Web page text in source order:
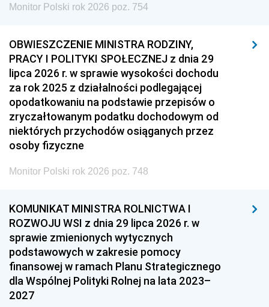
Monitor Polski rok 2026 poz. 754
OBWIESZCZENIE MINISTRA RODZINY,
PRACY I POLITYKI SPOŁECZNEJ z dnia 29
lipca 2026 r. w sprawie wysokości dochodu
za rok 2025 z działalności podlegającej
opodatkowaniu na podstawie przepisów o
zryczałtowanym podatku dochodowym od
niektórych przychodów osiąganych przez
osoby fizyczne
Monitor Polski rok 2026 poz. 748
KOMUNIKAT MINISTRA ROLNICTWA I
ROZWOJU WSI z dnia 29 lipca 2026 r. w
sprawie zmienionych wytycznych
podstawowych w zakresie pomocy
finansowej w ramach Planu Strategicznego
dla Wspólnej Polityki Rolnej na lata 2023–
2027